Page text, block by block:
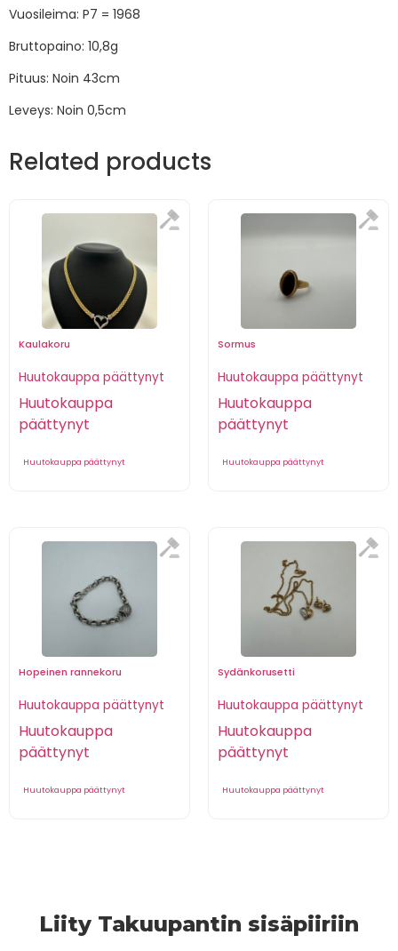
Vuosileima: P7 = 1968
Bruttopaino: 10,8g
Pituus: Noin 43cm
Leveys: Noin 0,5cm
Related products
Kaulakoru
Huutokauppa päättynyt
Huutokauppa
päättynyt
Huutokauppa päättynyt
Sormus
Huutokauppa päättynyt
Huutokauppa
päättynyt
Huutokauppa päättynyt
Hopeinen rannekoru
Huutokauppa päättynyt
Huutokauppa
päättynyt
Huutokauppa päättynyt
Sydänkorusetti
Huutokauppa päättynyt
Huutokauppa
päättynyt
Huutokauppa päättynyt
Liity Takuupantin sisäpiiriin